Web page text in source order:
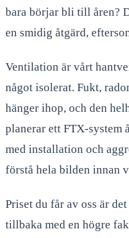
bara börjar bli till åren?
en smidig åtgärd,
Ventilation är vårt
något isolerat. Fukt,
hänger ihop, och den
planerar ett FTX-system
med installation och
förstå hela bilden innan
Priset du får av oss är
tillbaka med en högre